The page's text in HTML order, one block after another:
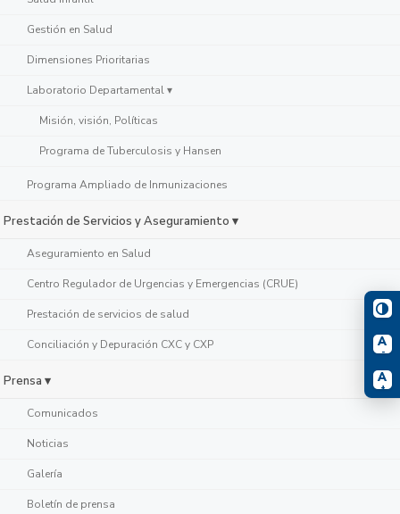
Gestión en Salud
Dimensiones Prioritarias
Laboratorio Departamental ▾
Misión, visión, Políticas
Programa de Tuberculosis y Hansen
Programa Ampliado de Inmunizaciones
Prestación de Servicios y Aseguramiento ▾
Aseguramiento en Salud
Centro Regulador de Urgencias y Emergencias (CRUE)
Prestación de servicios de salud
Conciliación y Depuración CXC y CXP
Prensa ▾
Comunicados
Noticias
Galería
Boletín de prensa
A
-
A
+